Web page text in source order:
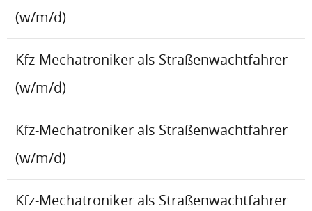
(w/m/d)
Kfz-Mechatroniker als Straßenwachtfahrer
(w/m/d)
Kfz-Mechatroniker als Straßenwachtfahrer
(w/m/d)
Kfz-Mechatroniker als Straßenwachtfahrer